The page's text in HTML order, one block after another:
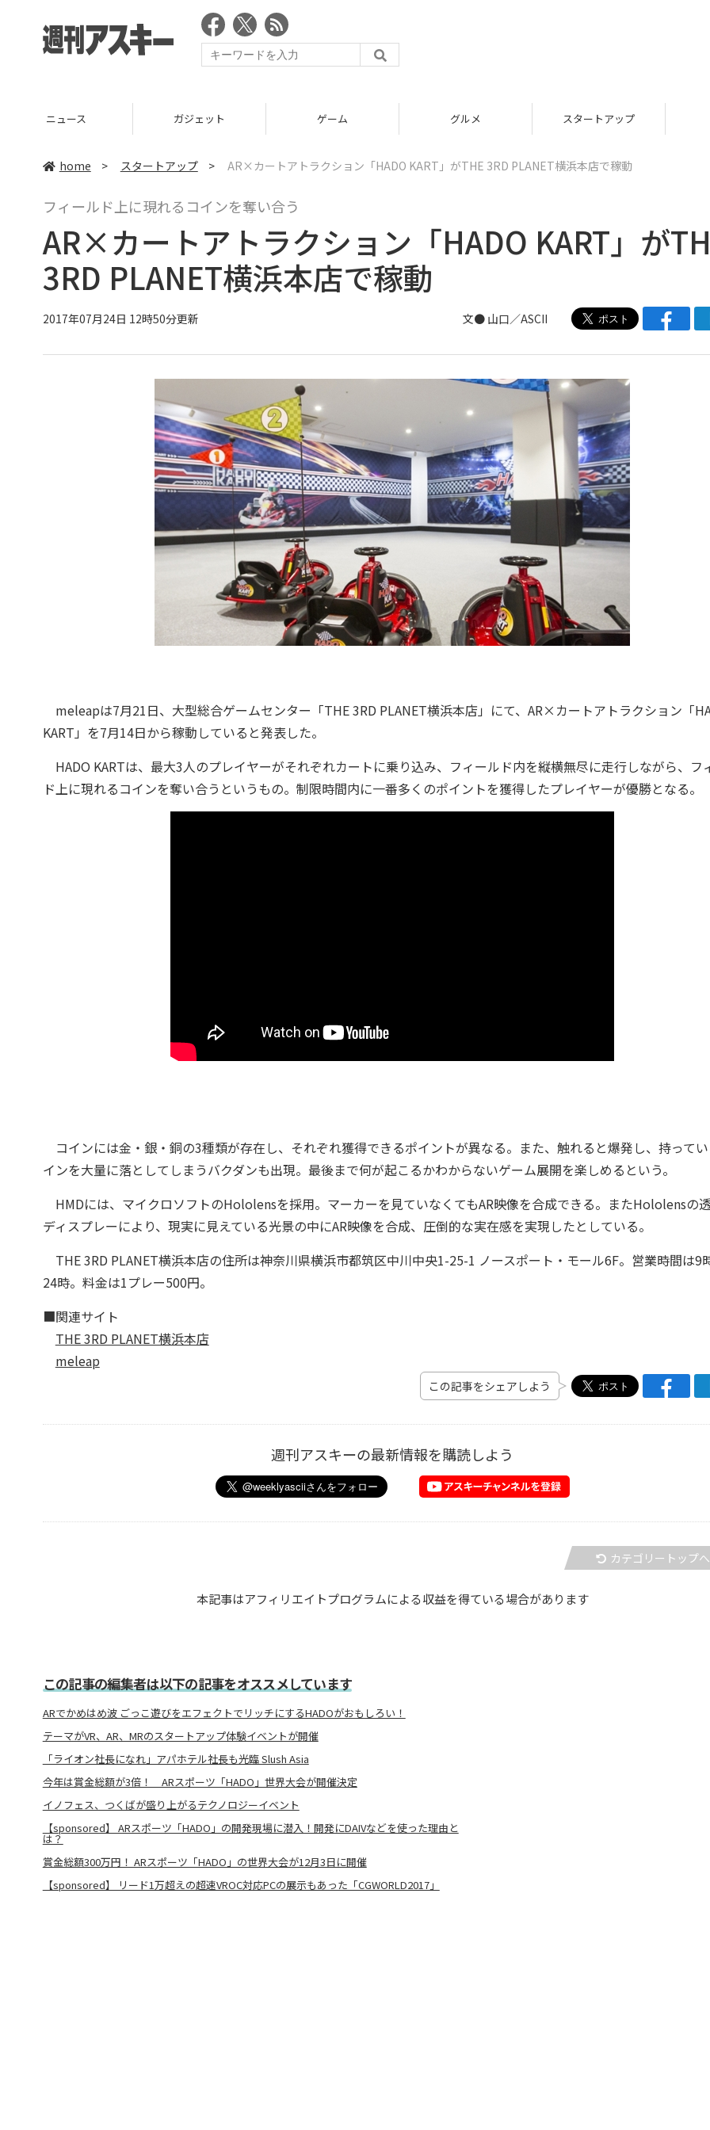
ガジェット ゲーム グルメ スタートアップ ICT
home > スタートアップ > AR×カートアトラクション「HADO KART」がTHE 3RD PLANET横浜本店で稼動
フィールド上に現れるコインを奪い合う
AR×カートアトラクション「HADO KART」が
3RD PLANET横浜本店で稼動
2017年07月24日 12時50分更新 文● 山口／ASCII
meleapは7月21日、大型総合ゲームセンター「THE 3RD PLANET横浜本店」にて、AR×カートアトラクション「
KART」を7月14日から稼動していると発表した。
HADO KARTは、最大3人のプレイヤーがそれぞれカートに乗り込み、フィールド内を縦横無尽に走行しながら、フ
ド上に現れるコインを奪い合うというもの。制限時間内に一番多くのポイントを獲得したプレイヤーが優勝となる。
コインには金・銀・銅の3種類が存在し、それぞれ獲得できるポイントが異なる。また、触れると爆発し、持って
インを大量に落としてしまうバクダンも出現。最後まで何が起こるかわからないゲーム展開を楽しめるという。
HMDには、マイクロソフトのHololensを採用。マーカーを見ていなくてもAR映像を合成できる。またHololensの
ディスプレーにより、現実に見えている光景の中にAR映像を合成、圧倒的な実在感を実現したとしている。
THE 3RD PLANET横浜本店の住所は神奈川県横浜市都筑区中川中央1-25-1 ノースポート・モール6F。営業時間は9
24時。料金は1プレー500円。
■関連サイト
THE 3RD PLANET横浜本店
meleap
この記事をシェアしよう
週刊アスキーの最新情報を購読しよう
カテゴリートップへ
本記事はアフィリエイトプログラムによる収益を得ている場合があります
この記事の編集者は以下の記事をオススメしています
ARでかめはめ波 ごっこ遊びをエフェクトでリッチにするHADOがおもしろい！
テーマがVR、AR、MRのスタートアップ体験イベントが開催
「ライオン社長になれ」アパホテル社長も光臨 Slush Asia
今年は賞金総額が3倍！ ARスポーツ「HADO」世界大会が開催決定
イノフェス、つくばが盛り上がるテクノロジーイベント
【sponsored】 ARスポーツ「HADO」の開発現場に潜入！開発にDAIVなどを使った理由と
は？
賞金総額300万円！ ARスポーツ「HADO」の世界大会が12月3日に開催
【sponsored】 リード1万超えの超速VROC対応PCの展示もあった「CGWORLD2017」